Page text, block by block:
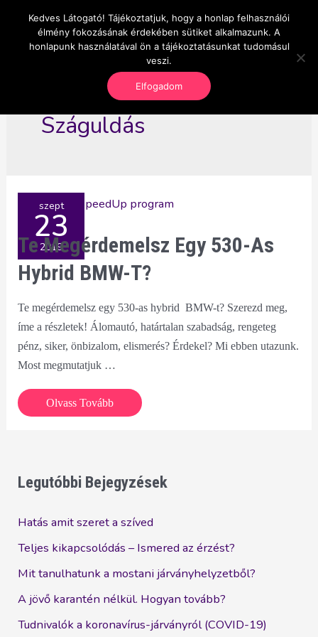
content
OnlineSeedsMan
Üzlet és szabadság
Main
Száguldás
szept
23
2019
Te Megérdemelsz Egy 530-As
Hybrid BMW-T?
Te megérdemelsz egy 530-as hybrid BMW-t? Szerezd meg,
íme a részletek! Álomautó, határtalan szabadság, rengeteg
pénz, siker, önbizalom, elismerés? Érdekel? Mi ebben utazunk.
Most megmutatjuk …
Te
as
BMW-
Olvass Tovább
Legutóbbi Bejegyzések
Hatás amit szeret a szíved
Teljes kikapcsolódás – Ismered az érzést?
Mit tanulhatunk a mostani járványhelyzetből?
A jövő karantén nélkül. Hogyan tovább?
Tudnivalók a koronavírus-járványról (COVID-19)
Kedves Látogató! Tájékoztatjuk, hogy a honlap felhasználói
élmény fokozásának érdekében sütiket alkalmazunk. A
honlapunk használatával ön a tájékoztatásunkat tudomásul
veszi.
Elfogadom